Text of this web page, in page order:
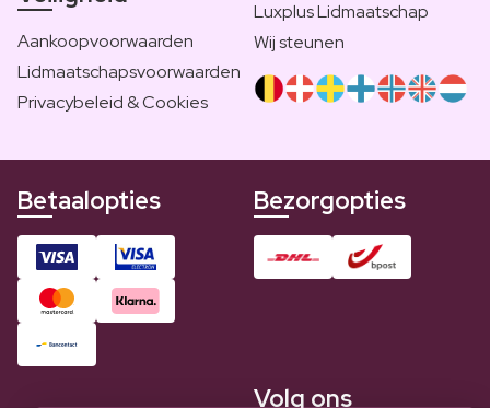
Aankoopvoorwaarden
Lidmaatschapsvoorwaarden
Privacybeleid & Cookies
Luxplus Lidmaatschap
Wij steunen
Betaalopties Bezorgopties
Volg ons